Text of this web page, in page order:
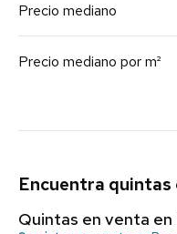
Precio mediano
Precio mediano por m²
Encuentra quintas
Quintas en venta en